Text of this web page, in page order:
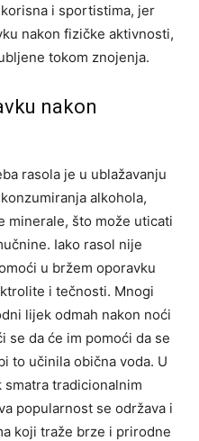
i sportistima, jer
nakon fizičke aktivnosti,
tokom znojenja.
nakon
rasola je u ublažavanju
alkohola,
minerale, što može uticati
Iako rasol nije
u bržem oporavku
i tečnosti. Mnogi
lijek odmah nakon noći
se da će im pomoći da se
to učinila obična voda. U
smatra tradicionalnim
popularnost se održava i
koji traže brze i prirodne